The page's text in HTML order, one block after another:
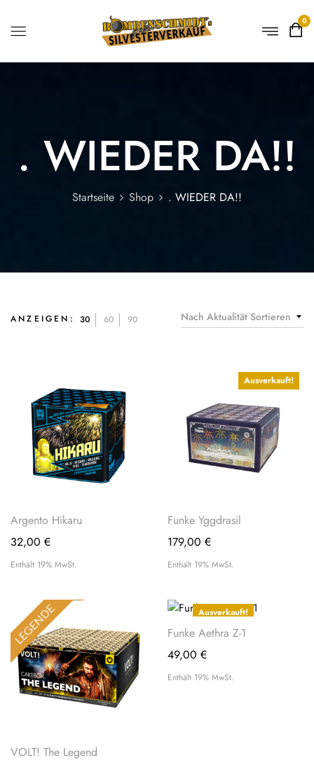
0
. WIEDER DA!!
Startseite Shop . WIEDER DA!!
Nach Aktualität Sortieren
ANZEIGEN: 30 60 90
Argento Hikaru
32,00 €
Enthält 19% MwSt.
Ausverkauft!
Funke Yggdrasil
179,00 €
Enthält 19% MwSt.
LEGENDE
VOLT! The Legend
Ausverkauft!
Funke Aethra Z-1
49,00 €
Enthält 19% MwSt.